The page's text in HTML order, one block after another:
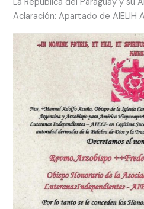
Aclaración: Apartado de AIELIH